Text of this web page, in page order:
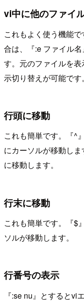
vi中に他のファイ
これもよく使う機能
合は、『:e ファイル
す。元のファイルを
示切り替えが可能です。
行頭に移動
これも簡単です。『^
にカーソルが移動し
に移動します。
行末に移動
これも簡単です。『$
ソルが移動します。
行番号の表示
『:se nu』とするとvi